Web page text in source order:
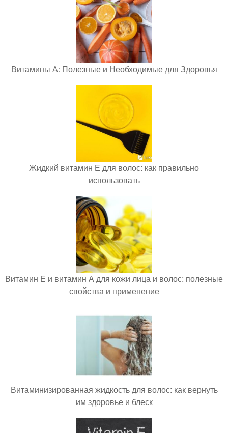
Витамины А: Полезные и Необходимые для Здоровья
Жидкий витамин Е для волос: как правильно
использовать
Витамин Е и витамин А для кожи лица и волос: полезные
свойства и применение
Витаминизированная жидкость для волос: как вернуть
им здоровье и блеск